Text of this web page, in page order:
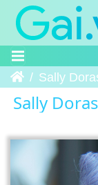
Trang chủ
Sally Dorasnow -
Sally